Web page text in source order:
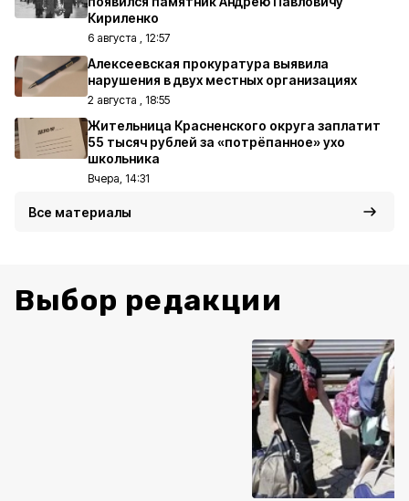
Кириленко
6 августа , 12:57
Алексеевская прокуратура выявила
нарушения в двух местных организациях
2 августа , 18:55
Жительница Красненского округа заплатит
55 тысяч рублей за «потрёпанное» ухо
школьника
Вчера, 14:31
Все материалы
Выбор редакции